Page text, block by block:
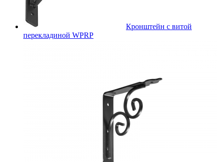
Кронштейн с витой
перекладиной WPRP